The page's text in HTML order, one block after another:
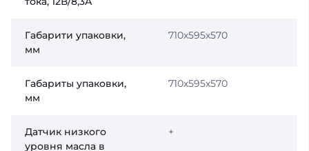
Габарити упаковки,
мм
710х595х570
Габариты упаковки,
мм
710х595х570
Датчик низкого
уровня масла в
+